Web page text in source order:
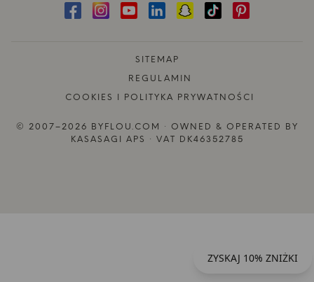
SITEMAP
REGULAMIN
COOKIES I POLITYKA PRYWATNOŚCI
© 2007–2026 BYFLOU.COM · OWNED & OPERATED BY
KASASAGI APS · VAT DK46352785
ZYSKAJ 10% ZNIŻKI